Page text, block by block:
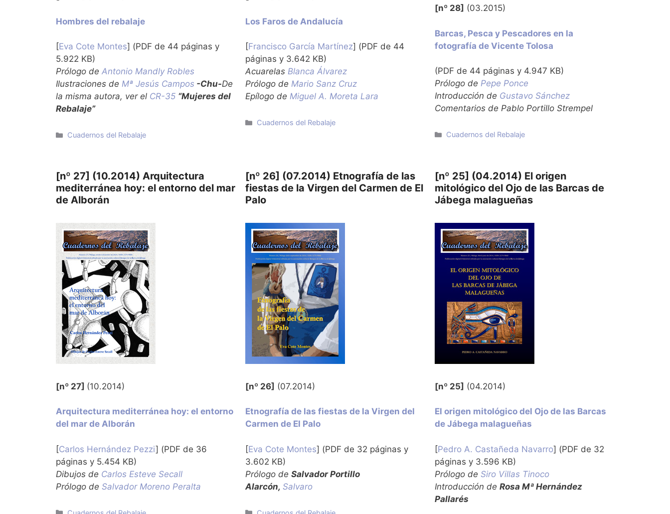
Hombres del rebalaje
[Eva Cote Montes] (PDF de 44 páginas y
5.922 KB)
Prólogo de Antonio Mandly Robles
Ilustraciones de Mª Jesús Campos -Chu-De
la misma autora, ver el CR-35 “Mujeres del
Rebalaje”
Categorías
Cuadernos del Rebalaje
Los Faros de Andalucía
[Francisco García Martínez] (PDF de 44
páginas y 3.642 KB)
Acuarelas Blanca Álvarez
Prólogo de Mario Sanz Cruz
Epílogo de Miguel A. Moreta Lara
Categorías
Cuadernos del Rebalaje
[nº 28] (03.2015)
Barcas, Pesca y Pescadores en la
fotografía de Vicente Tolosa
(PDF de 44 páginas y 4.947 KB)
Prólogo de Pepe Ponce
Introducción de Gustavo Sánchez
Comentarios de Pablo Portillo Strempel
Categorías
Cuadernos del Rebalaje
[nº 27] (10.2014) Arquitectura
mediterránea hoy: el entorno del mar
de Alborán
[nº 27] (10.2014)
Arquitectura mediterránea hoy: el entorno
del mar de Alborán
[Carlos Hernández Pezzi] (PDF de 36
páginas y 5.454 KB)
Dibujos de Carlos Esteve Secall
Prólogo de Salvador Moreno Peralta
Categorías
[nº 26] (07.2014) Etnografía de las
fiestas de la Virgen del Carmen de El
Palo
[nº 26] (07.2014)
Etnografía de las fiestas de la Virgen del
Carmen de El Palo
[Eva Cote Montes] (PDF de 32 páginas y
3.602 KB)
Prólogo de Salvador Portillo
Alarcón, Salvaro
Categorías
[nº 25] (04.2014) El origen
mitológico del Ojo de las Barcas de
Jábega malagueñas
[nº 25] (04.2014)
El origen mitológico del Ojo de las Barcas
de Jábega malagueñas
[Pedro A. Castañeda Navarro] (PDF de 32
páginas y 3.596 KB)
Prólogo de Siro Villas Tinoco
Introducción de Rosa Mª Hernández
Pallarés